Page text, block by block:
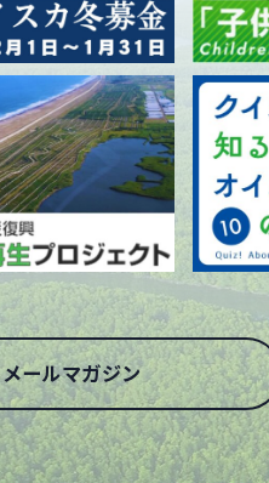
メールマガジン